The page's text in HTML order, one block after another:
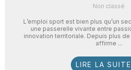
Non classé
L’emploi sport est bien plus qu’un
une passerelle vivante entre
innovation territoriale. Depuis plus de
affirme ...
LIRE LA